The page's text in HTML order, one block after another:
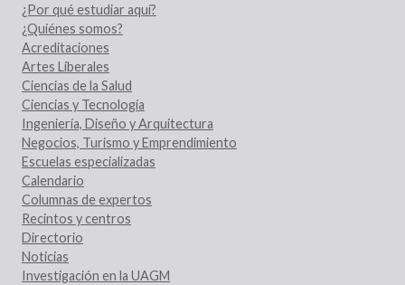
¿Por qué estudiar aquí?
¿Quiénes somos?
Acreditaciones
Artes Liberales
Ciencias de la Salud
Ciencias y Tecnología
Ingeniería, Diseño y Arquitectura
Negocios, Turismo y Emprendimiento
Escuelas especializadas
Calendario
Columnas de expertos
Recintos y centros
Directorio
Noticias
Investigación en la UAGM